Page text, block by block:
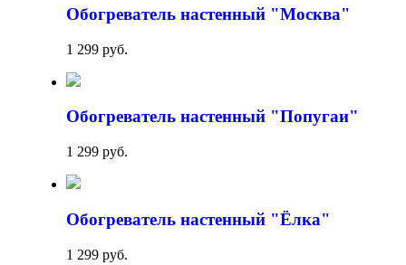
Обогреватель настенный "Москва"
1 299 руб.
Обогреватель настенный "Попугаи"
1 299 руб.
Обогреватель настенный "Ёлка"
1 299 руб.